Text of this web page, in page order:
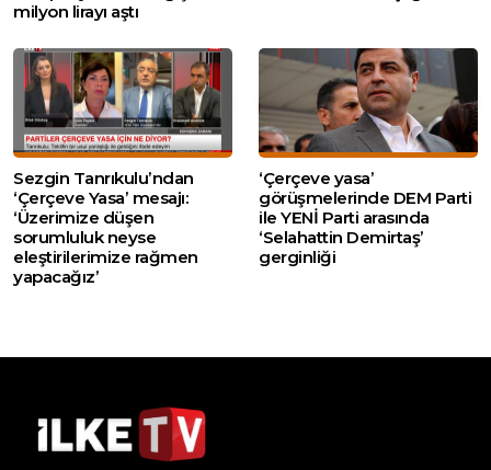
milyon lirayı aştı
Sezgin Tanrıkulu’ndan
‘Çerçeve Yasa’ mesajı:
‘Üzerimize düşen
sorumluluk neyse
eleştirilerimize rağmen
yapacağız’
‘Çerçeve yasa’
görüşmelerinde DEM Parti
ile YENİ Parti arasında
‘Selahattin Demirtaş’
gerginliği